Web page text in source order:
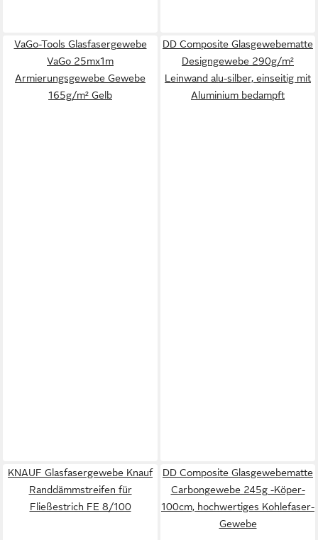
VaGo-Tools Glasfasergewebe
VaGo 25mx1m
Armierungsgewebe Gewebe
165g/m² Gelb
DD Composite Glasgewebematte
Designgewebe 290g/m²
Leinwand alu-silber, einseitig mit
Aluminium bedampft
KNAUF Glasfasergewebe Knauf
Randdämmstreifen für
Fließestrich FE 8/100
DD Composite Glasgewebematte
Carbongewebe 245g -Köper-
100cm, hochwertiges Kohlefaser-
Gewebe